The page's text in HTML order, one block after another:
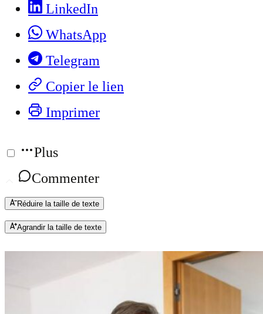
LinkedIn
WhatsApp
Telegram
Copier le lien
Imprimer
Plus
Commenter
Réduire la taille de texte
Agrandir la taille de texte